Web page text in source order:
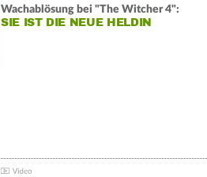
Wachablösung bei "The Witcher 4":
SIE IST DIE NEUE HELDIN